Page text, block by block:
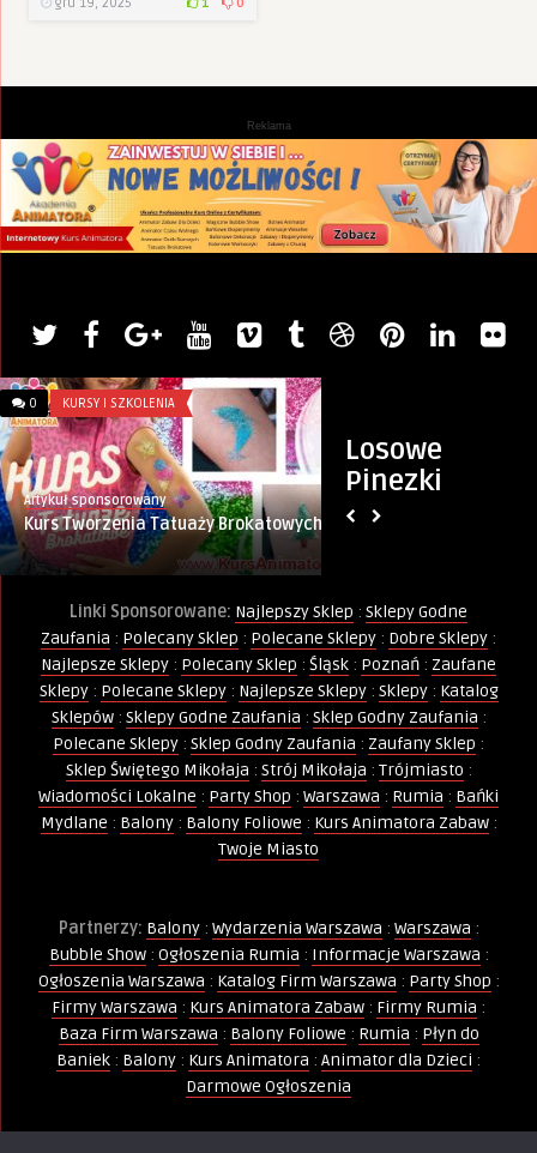
Reklama
Losowe
Pinezki
0 KURSY I SZKOLENIA
Artykuł sponsorowany
Kurs Tworzenia Tatuaży Brokatowych
Linki Sponsorowane: Najlepszy Sklep : Sklepy Godne
Zaufania : Polecany Sklep : Polecane Sklepy : Dobre Sklepy :
Najlepsze Sklepy : Polecany Sklep : Śląsk : Poznań : Zaufane
Sklepy: Polecane Sklepy: Najlepsze Sklepy: Sklepy: Katalog
Sklepów: Sklepy Godne Zaufania : Sklep Godny Zaufania :
Polecane Sklepy : Sklep Godny Zaufania : Zaufany Sklep :
Sklep Świętego Mikołaja : Strój Mikołaja : Trójmiasto :
Wiadomości Lokalne : Party Shop : Warszawa : Rumia : Bańki
Mydlane : Balony: Balony Foliowe : Kurs Animatora Zabaw:
Twoje Miasto
Partnerzy: Balony: Wydarzenia Warszawa : Warszawa :
Bubble Show: Ogłoszenia Rumia : Informacje Warszawa :
Ogłoszenia Warszawa : Katalog Firm Warszawa : Party Shop :
Firmy Warszawa : Kurs Animatora Zabaw : Firmy Rumia :
Baza Firm Warszawa : Balony Foliowe : Rumia : Płyn do
Baniek : Balony : Kurs Animatora : Animator dla Dzieci :
Darmowe Ogłoszenia